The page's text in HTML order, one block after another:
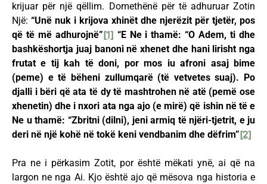
krijuar për një qëllim. Domethënë për të adhuruar Zotin
Një: “Unë nuk i krijova xhinët dhe njerëzit për tjetër, pos
që të më adhurojnë”[1] “E Ne i thamë: “O Adem, ti dhe
bashkëshortja juaj banoni në xhenet dhe hani lirisht nga
frutat e tij kah të doni, por mos iu afroni asaj bime
(peme) e të bëheni zullumqarë (të vetvetes suaj). Po
djalli i bëri që ata të dy të mashtrohen në atë (pemë ose
xhenetin) dhe i nxori ata nga ajo (e mirë) që ishin në të e
Ne u thamë: “Zbritni (dilni), jeni armiq të njëri-tjetrit, e ju
deri në një kohë në tokë keni vendbanim dhe dëfrim”[2]
Pra ne i përkasim Zotit, por është mëkati ynë, ai që na
largon ne nga Ai. Kjo është ajo që mësova nga historia e